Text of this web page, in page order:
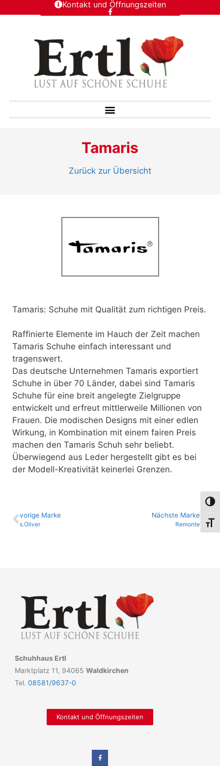
Kontakt und Öffnungszeiten
Tamaris
Zurück zur Übersicht
Tamaris: Schuhe mit Qualität zum richtigen Preis.
Raffinierte Elemente im Hauch der Zeit machen
Tamaris Schuhe einfach interessant und
tragenswert.
Das deutsche Unternehmen Tamaris exportiert
Schuhe in über 70 Länder, dabei sind Tamaris
Schuhe für eine breit angelegte Zielgruppe
entwickelt und erfreut mittlerweile Millionen von
Frauen. Die modischen Designs mit einer edlen
Wirkung, in Kombination mit einem fairen Preis
machen den Tamaris Schuh sehr beliebt.
Überwiegend aus Leder hergestellt gibt es bei
der Modell-Kreativität keinerlei Grenzen.
vo­ri­ge Marke
s.Oliver
Nächste Marke
Remonte
Schuhhaus Ertl
Marktplatz 11, 94065 Waldkirchen
Tel. 08581/9637-0
Kontakt und Öffnungszeiten